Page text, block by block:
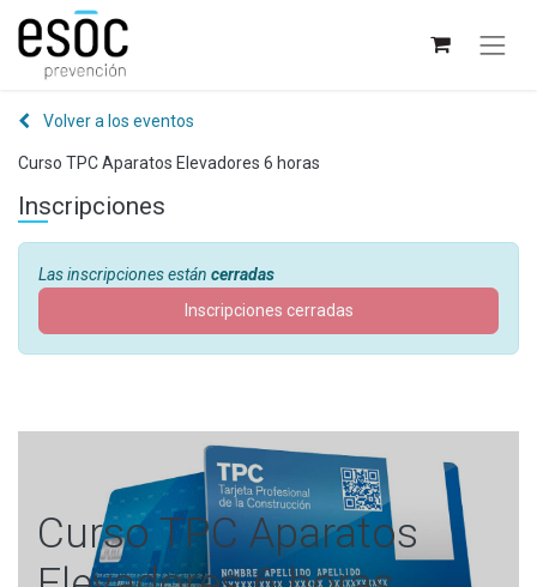
Volver a los eventos
Curso TPC Aparatos Elevadores 6 horas
Inscripciones
Las inscripciones están cerradas
Inscripciones cerradas
Curso TPC Aparatos